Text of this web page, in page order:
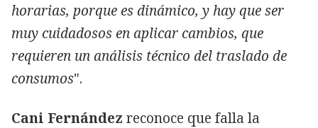
horarias, porque es dinámico, y hay que ser
muy cuidadosos en aplicar cambios, que
requieren un análisis técnico del traslado de
consumos".
Cani Fernández reconoce que falla la